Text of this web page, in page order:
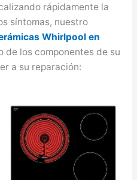
rápidamente la
síntomas, nuestro
Whirlpool en
de los componentes de su
a su reparación: